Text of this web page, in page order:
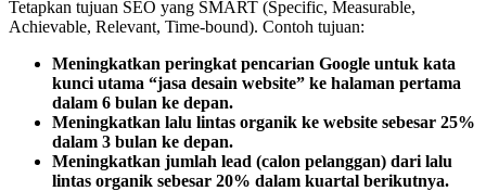
Tetapkan tujuan SEO yang SMART (Specific, Measurable,
Achievable, Relevant, Time-bound). Contoh tujuan:
Meningkatkan peringkat pencarian Google untuk kata
kunci utama “jasa desain website” ke halaman pertama
dalam 6 bulan ke depan.
Meningkatkan lalu lintas organik ke website sebesar 25%
dalam 3 bulan ke depan.
Meningkatkan jumlah lead (calon pelanggan) dari lalu
lintas organik sebesar 20% dalam kuartal berikutnya.